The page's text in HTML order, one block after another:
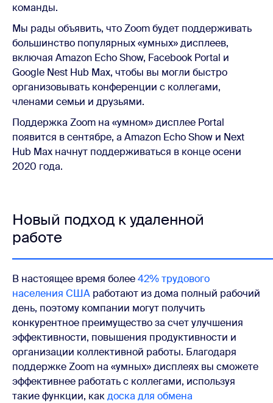
команды.
Мы рады объявить, что Zoom будет поддерживать
большинство популярных «умных» дисплеев,
включая Amazon Echo Show, Facebook Portal и
Google Nest Hub Max, чтобы вы могли быстро
организовывать конференции с коллегами,
членами семьи и друзьями.
Поддержка Zoom на «умном» дисплее Portal
появится в сентябре, а Amazon Echo Show и Next
Hub Max начнут поддерживаться в конце осени
2020 года.
Новый подход к удаленной
работе
В настоящее время более42% трудового
населения США работают из дома полный рабочий
день, поэтому компании могут получить
конкурентное преимущество за счет улучшения
эффективности, повышения продуктивности и
организации коллективной работы. Благодаря
поддержке Zoom на «умных» дисплеях вы сможете
эффективнее работать с коллегами, используя
такие функции, какдоска для обмена